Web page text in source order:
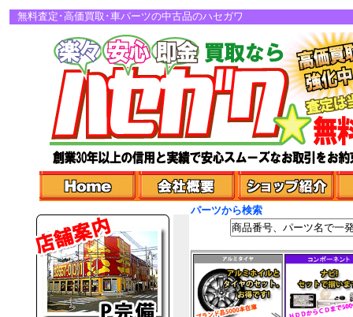
無料査定･高価買取･車パーツの中古品のハセガワ
パーツから検索